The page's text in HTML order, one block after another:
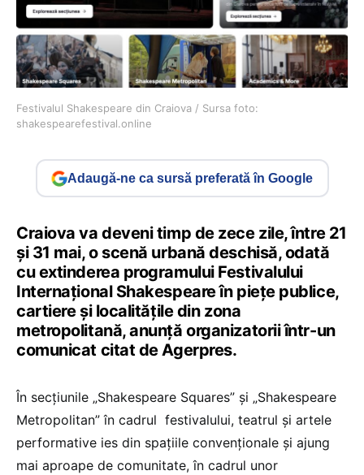
Festivalul Shakespeare din Craiova / Sursa foto:
shakespearefestival.online
Adaugă-ne ca sursă preferată în Google
Craiova va deveni timp de zece zile, între 21
şi 31 mai, o scenă urbană deschisă, odată
cu extinderea programului Festivalului
Internaţional Shakespeare în pieţe publice,
cartiere şi localităţile din zona
metropolitană, anunță organizatorii într-un
comunicat citat de Agerpres.
În secţiunile „Shakespeare Squares” şi „Shakespeare
Metropolitan” în cadrul festivalului, teatrul şi artele
performative ies din spaţiile convenţionale şi ajung
mai aproape de comunitate, în cadrul unor